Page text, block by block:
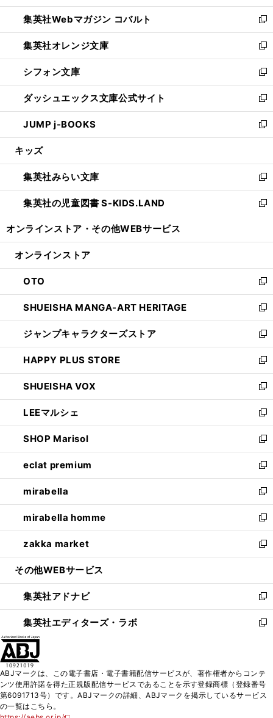
開
く
ウ
で
開
く
ン
ド
ウ
で
開
く
ウ
ィ
ン
ド
ウ
で
開
く
集英社Webマガジン コバルト
新
し
い
ウ
ィ
ン
ド
ウ
で
開
集英社オレンジ文庫
新
し
い
ウ
ィ
ン
ド
ウ
開
く
シフォン文庫
新
し
い
ウ
ィ
ン
ウ
で
開
く
ダッシュエックス文庫公式サイト
新
し
い
ウ
ン
ド
ウ
で
JUMP j-BOOKS
新
し
ウ
ィ
ン
ド
開
キッズ
集英社みらい文庫
新
し
い
ン
ウ
で
開
く
集英社の児童図書 S-KIDS.LAND
新
ウ
ン
ド
ウ
で
開
く
オンラインストア・ その他WEBサービス
オンラインストア
OTO
新
し
い
ウ
ィ
ン
ド
ウ
で
開
く
SHUEISHA MANGA-ART HERITAGE
新
し
い
ウ
ィ
ン
ド
ウ
で
開
く
ジャンプキャラクターズストア
新
し
い
ウ
ィ
ン
ド
ウ
で
開
く
HAPPY PLUS STORE
新
し
い
ウ
ィ
ン
ド
ウ
で
開
く
SHUEISHA VOX
新
し
い
ウ
ィ
ン
ド
ウ
で
開
く
LEEマルシェ
新
し
い
ウ
ィ
ン
ド
ウ
で
開
く
SHOP Marisol
新
し
い
ウ
ィ
ン
ド
ウ
で
開
eclat premium
新
し
い
ウ
ィ
ン
ド
ウ
開
く
mirabella
新
し
い
ウ
ィ
ン
ウ
で
開
く
mirabella homme
新
し
い
ウ
ン
ド
ウ
で
zakka market
新
し
ウ
ィ
ン
ド
く
その他WEBサービス
集英社アドナビ
新
し
い
ド
ウ
で
集英社エディターズ・ラボ
新
ィ
ン
ド
ABJマークは、この電子書店・電子書籍配信サービスが、著作権者からコンテ
ンツ使用許諾を得た正規版配信サービスであることを示す登録商標（登録番号
第6091713号）です。ABJマークの詳細、ABJマークを掲示しているサービス
の一覧はこちら。